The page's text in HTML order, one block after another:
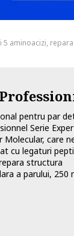
5 aminoacizi,
pentru par
Serie
Molecular, care
cu legaturi
structura
a parului, 250